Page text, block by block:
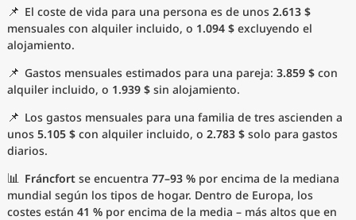
📌 El coste de vida para una persona es de unos 2.613 $
mensuales con alquiler incluido, o 1.094 $ excluyendo el
alojamiento.
📌 Gastos mensuales estimados para una pareja: 3.859 $ con
alquiler incluido, o 1.939 $ sin alojamiento.
📌 Los gastos mensuales para una familia de tres ascienden a
unos 5.105 $ con alquiler incluido, o 2.783 $ solo para gastos
diarios.
📊 Fráncfort se encuentra 77–93 % por encima de la mediana
mundial según los tipos de hogar. Dentro de Europa, los
costes están 41 % por encima de la media – más altos que en
Índice del coste de vida
Ciudades asequibles por tamaño
Precios actuales por ciudad
Precios actuales por país